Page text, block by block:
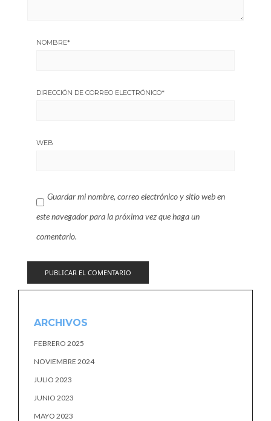
NOMBRE*
DIRECCIÓN DE CORREO ELECTRÓNICO*
WEB
Guardar mi nombre, correo electrónico y sitio web en
este navegador para la próxima vez que haga un
comentario.
ARCHIVOS
FEBRERO 2025
NOVIEMBRE 2024
JULIO 2023
JUNIO 2023
MAYO 2023